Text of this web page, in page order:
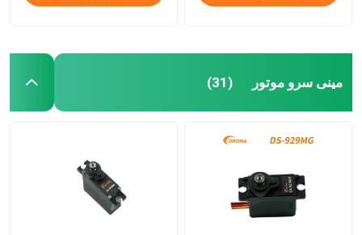
مینی سرو موتور (31)